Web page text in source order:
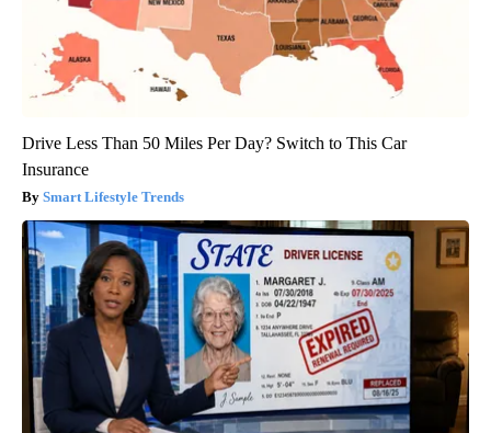
Drive Less Than 50 Miles Per Day? Switch to This Car
Insurance
Smart Lifestyle Trends